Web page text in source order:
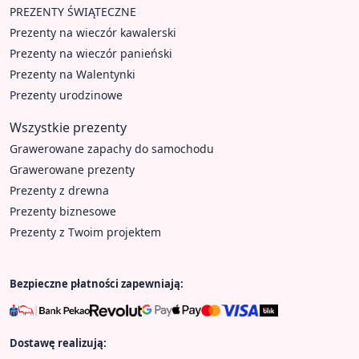
PREZENTY ŚWIĄTECZNE
Prezenty na wieczór kawalerski
Prezenty na wieczór panieński
Prezenty na Walentynki
Prezenty urodzinowe
Wszystkie prezenty
Grawerowane zapachy do samochodu
Grawerowane prezenty
Prezenty z drewna
Prezenty biznesowe
Prezenty z Twoim projektem
Bezpieczne płatności zapewniają:
Dostawę realizują: